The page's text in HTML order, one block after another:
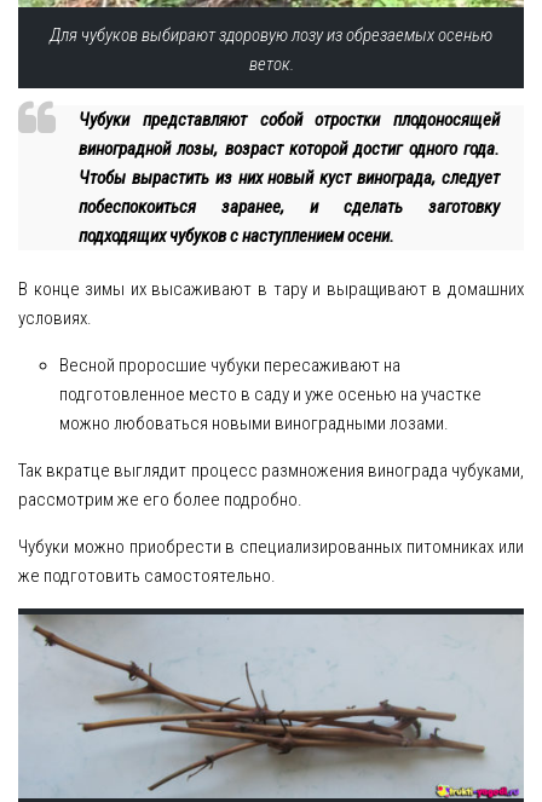
Для чубуков выбирают здоровую лозу из обрезаемых осенью
веток.
Чубуки представляют собой отростки плодоносящей
виноградной лозы, возраст которой достиг одного года.
Чтобы вырастить из них новый куст винограда, следует
побеспокоиться заранее, и сделать заготовку
подходящих чубуков с наступлением осени.
В конце зимы их высаживают в тару и выращивают в домашних
условиях.
Весной проросшие чубуки пересаживают на
подготовленное место в саду и уже осенью на участке
можно любоваться новыми виноградными лозами.
Так вкратце выглядит процесс размножения винограда чубуками,
рассмотрим же его более подробно.
Чубуки можно приобрести в специализированных питомниках или
же подготовить самостоятельно.